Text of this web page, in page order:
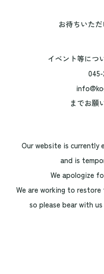
お待ちいただ
イベント等につ
までお願
Our website is currently
and is
We apologize
We are working to
so please bear with